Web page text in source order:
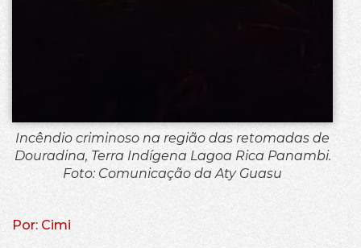
Incêndio criminoso na região das retomadas de
Douradina, Terra Indígena Lagoa Rica Panambi.
Foto: Comunicação da Aty Guasu
Por: Cimi